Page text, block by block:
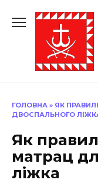
до
ГОЛОВНА » ЯК
ДВОСПАЛЬНОГО
Як
матрац
ліжка